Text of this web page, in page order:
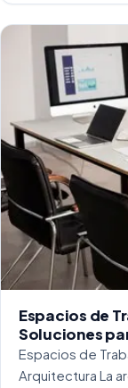
Espacios de
Soluciones
Espacios de
Arquitectura La